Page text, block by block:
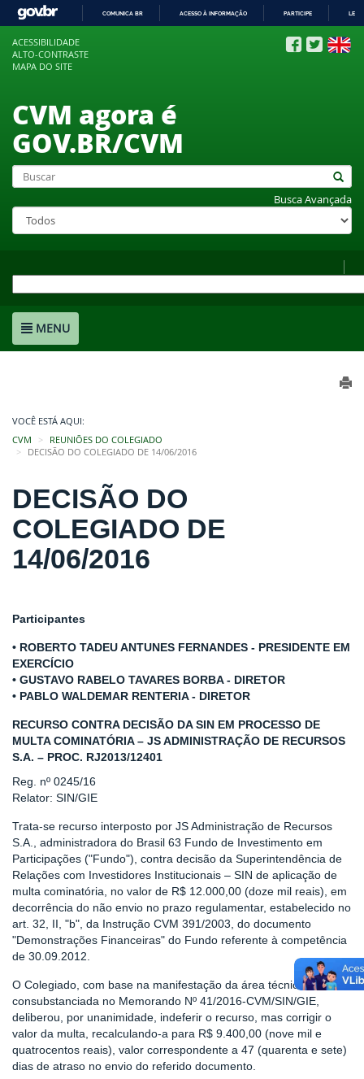
COMUNICA BR ACESSO À INFORMAÇÃO PARTICIPE
ACESSIBILIDADE
ALTO-CONTRASTE
MAPA DO SITE
CVM agora é
GOV.BR/CVM
Busca Avançada
MENU
VOCÊ ESTÁ AQUI:
CVM
REUNIÕES DO COLEGIADO
DECISÃO DO COLEGIADO DE 14/06/2016
DECISÃO DO
COLEGIADO DE
14/06/2016
Participantes
• ROBERTO TADEU ANTUNES FERNANDES - PRESIDENTE EM
EXERCÍCIO
• GUSTAVO RABELO TAVARES BORBA - DIRETOR
• PABLO WALDEMAR RENTERIA - DIRETOR
RECURSO CONTRA DECISÃO DA SIN EM PROCESSO DE
MULTA COMINATÓRIA – JS ADMINISTRAÇÃO DE RECURSOS
S.A. – PROC. RJ2013/12401
Reg. nº 0245/16
Relator: SIN/GIE
Trata-se recurso interposto por JS Administração de Recursos
S.A., administradora do Brasil 63 Fundo de Investimento em
Participações ("Fundo"), contra decisão da Superintendência de
Relações com Investidores Institucionais – SIN de aplicação de
multa cominatória, no valor de R$ 12.000,00 (doze mil reais), em
decorrência do não envio no prazo regulamentar, estabelecido no
art. 32, II, "b", da Instrução CVM 391/2003, do documento
"Demonstrações Financeiras" do Fundo referente à competência
de 30.09.2012.
O Colegiado, com base na manifestação da área técnica,
consubstanciada no Memorando Nº 41/2016-CVM/SIN/GIE,
deliberou, por unanimidade, indeferir o recurso, mas corrigir o
valor da multa, recalculando-a para R$ 9.400,00 (nove mil e
quatrocentos reais), valor correspondente a 47 (quarenta e sete)
dias de atraso no envio do referido documento.